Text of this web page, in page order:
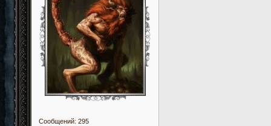
Сообщений: 295